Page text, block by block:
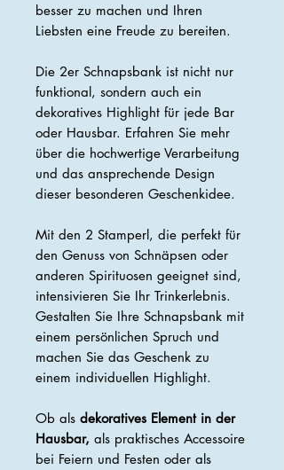
besser zu machen und Ihren
Liebsten eine Freude zu bereiten.
Die 2er Schnapsbank ist nicht nur
funktional, sondern auch ein
dekoratives Highlight für jede Bar
oder Hausbar. Erfahren Sie mehr
über die hochwertige Verarbeitung
und das ansprechende Design
dieser besonderen Geschenkidee.
Mit den 2 Stamperl, die perfekt für
den Genuss von Schnäpsen oder
anderen Spirituosen geeignet sind,
intensivieren Sie Ihr Trinkerlebnis.
Gestalten Sie Ihre Schnapsbank mit
einem persönlichen Spruch und
machen Sie das Geschenk zu
einem individuellen Highlight.
Ob als dekoratives Element in der
Hausbar, als praktisches Accessoire
bei Feiern und Festen oder als